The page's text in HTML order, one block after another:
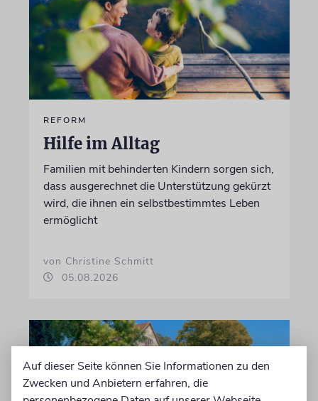
REFORM
Hilfe im Alltag
Familien mit behinderten Kindern sorgen sich,
dass ausgerechnet die Unterstützung gekürzt
wird, die ihnen ein selbstbestimmtes Leben
ermöglicht
von Christine Schmitt
05.08.2026
Auf dieser Seite können Sie Informationen zu den
Zwecken und Anbietern erfahren, die